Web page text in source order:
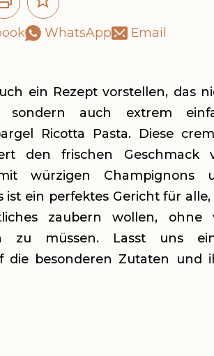
WhatsApp Email
ein Rezept vorstellen, das
auch extrem
Ricotta Pasta. Diese
den frischen Geschmack
würzigen Champignons
ist ein perfektes Gericht für alle,
zaubern wollen, ohne
zu müssen. Lasst uns
die besonderen Zutaten und